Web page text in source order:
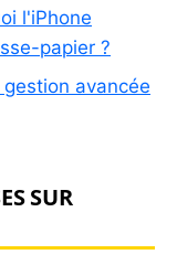
l'iPhone
papier ?
avancée
SUR